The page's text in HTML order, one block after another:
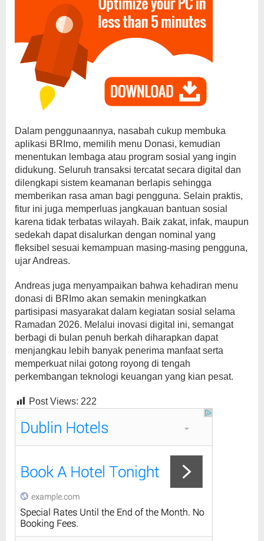
Dalam penggunaannya, nasabah cukup membuka
aplikasi BRImo, memilih menu Donasi, kemudian
menentukan lembaga atau program sosial yang ingin
didukung. Seluruh transaksi tercatat secara digital dan
dilengkapi sistem keamanan berlapis sehingga
memberikan rasa aman bagi pengguna. Selain praktis,
fitur ini juga memperluas jangkauan bantuan sosial
karena tidak terbatas wilayah. Baik zakat, infak, maupun
sedekah dapat disalurkan dengan nominal yang
fleksibel sesuai kemampuan masing-masing pengguna,
ujar Andreas.
Andreas juga menyampaikan bahwa kehadiran menu
donasi di BRImo akan semakin meningkatkan
partisipasi masyarakat dalam kegiatan sosial selama
Ramadan 2026. Melalui inovasi digital ini, semangat
berbagi di bulan penuh berkah diharapkan dapat
menjangkau lebih banyak penerima manfaat serta
memperkuat nilai gotong royong di tengah
perkembangan teknologi keuangan yang kian pesat.
Post Views: 222